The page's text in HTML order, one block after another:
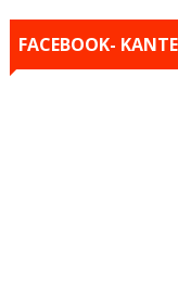
FACEBOOK-